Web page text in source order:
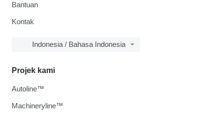
Bantuan
Kontak
Indonesia / Bahasa Indonesia
Projek kami
Autoline™
Machineryline™